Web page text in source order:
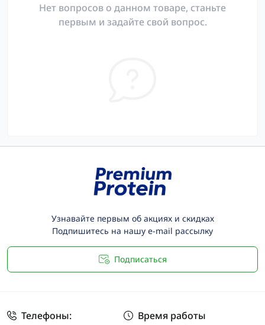
Нет вопросов о данном товаре, станьте
первым и задайте свой вопрос.
Узнавайте первым об акциях и скидках
Подпишитесь на нашу e-mail рассылку
Подписаться
Телефоны: Время работы